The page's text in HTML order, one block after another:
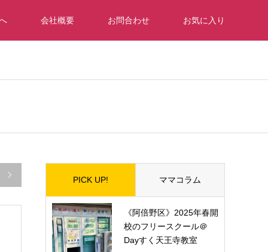
会社概要 お問合わせ お気に入り
 PICK UP! ママコラム
《阿倍野区》2025年春開
校のフリースクール＠
Dayすく天王寺教室